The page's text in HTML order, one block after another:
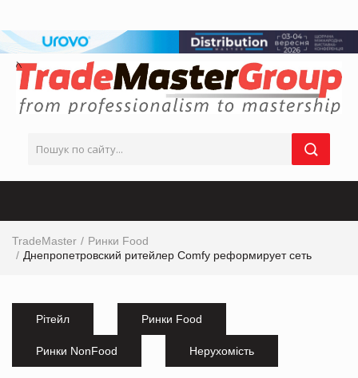
TradeMaster
Ринки Food
Днепропетровский ритейлер Comfy реформирует сеть
Рітейл Ринки Food
Ринки NonFood Нерухомість